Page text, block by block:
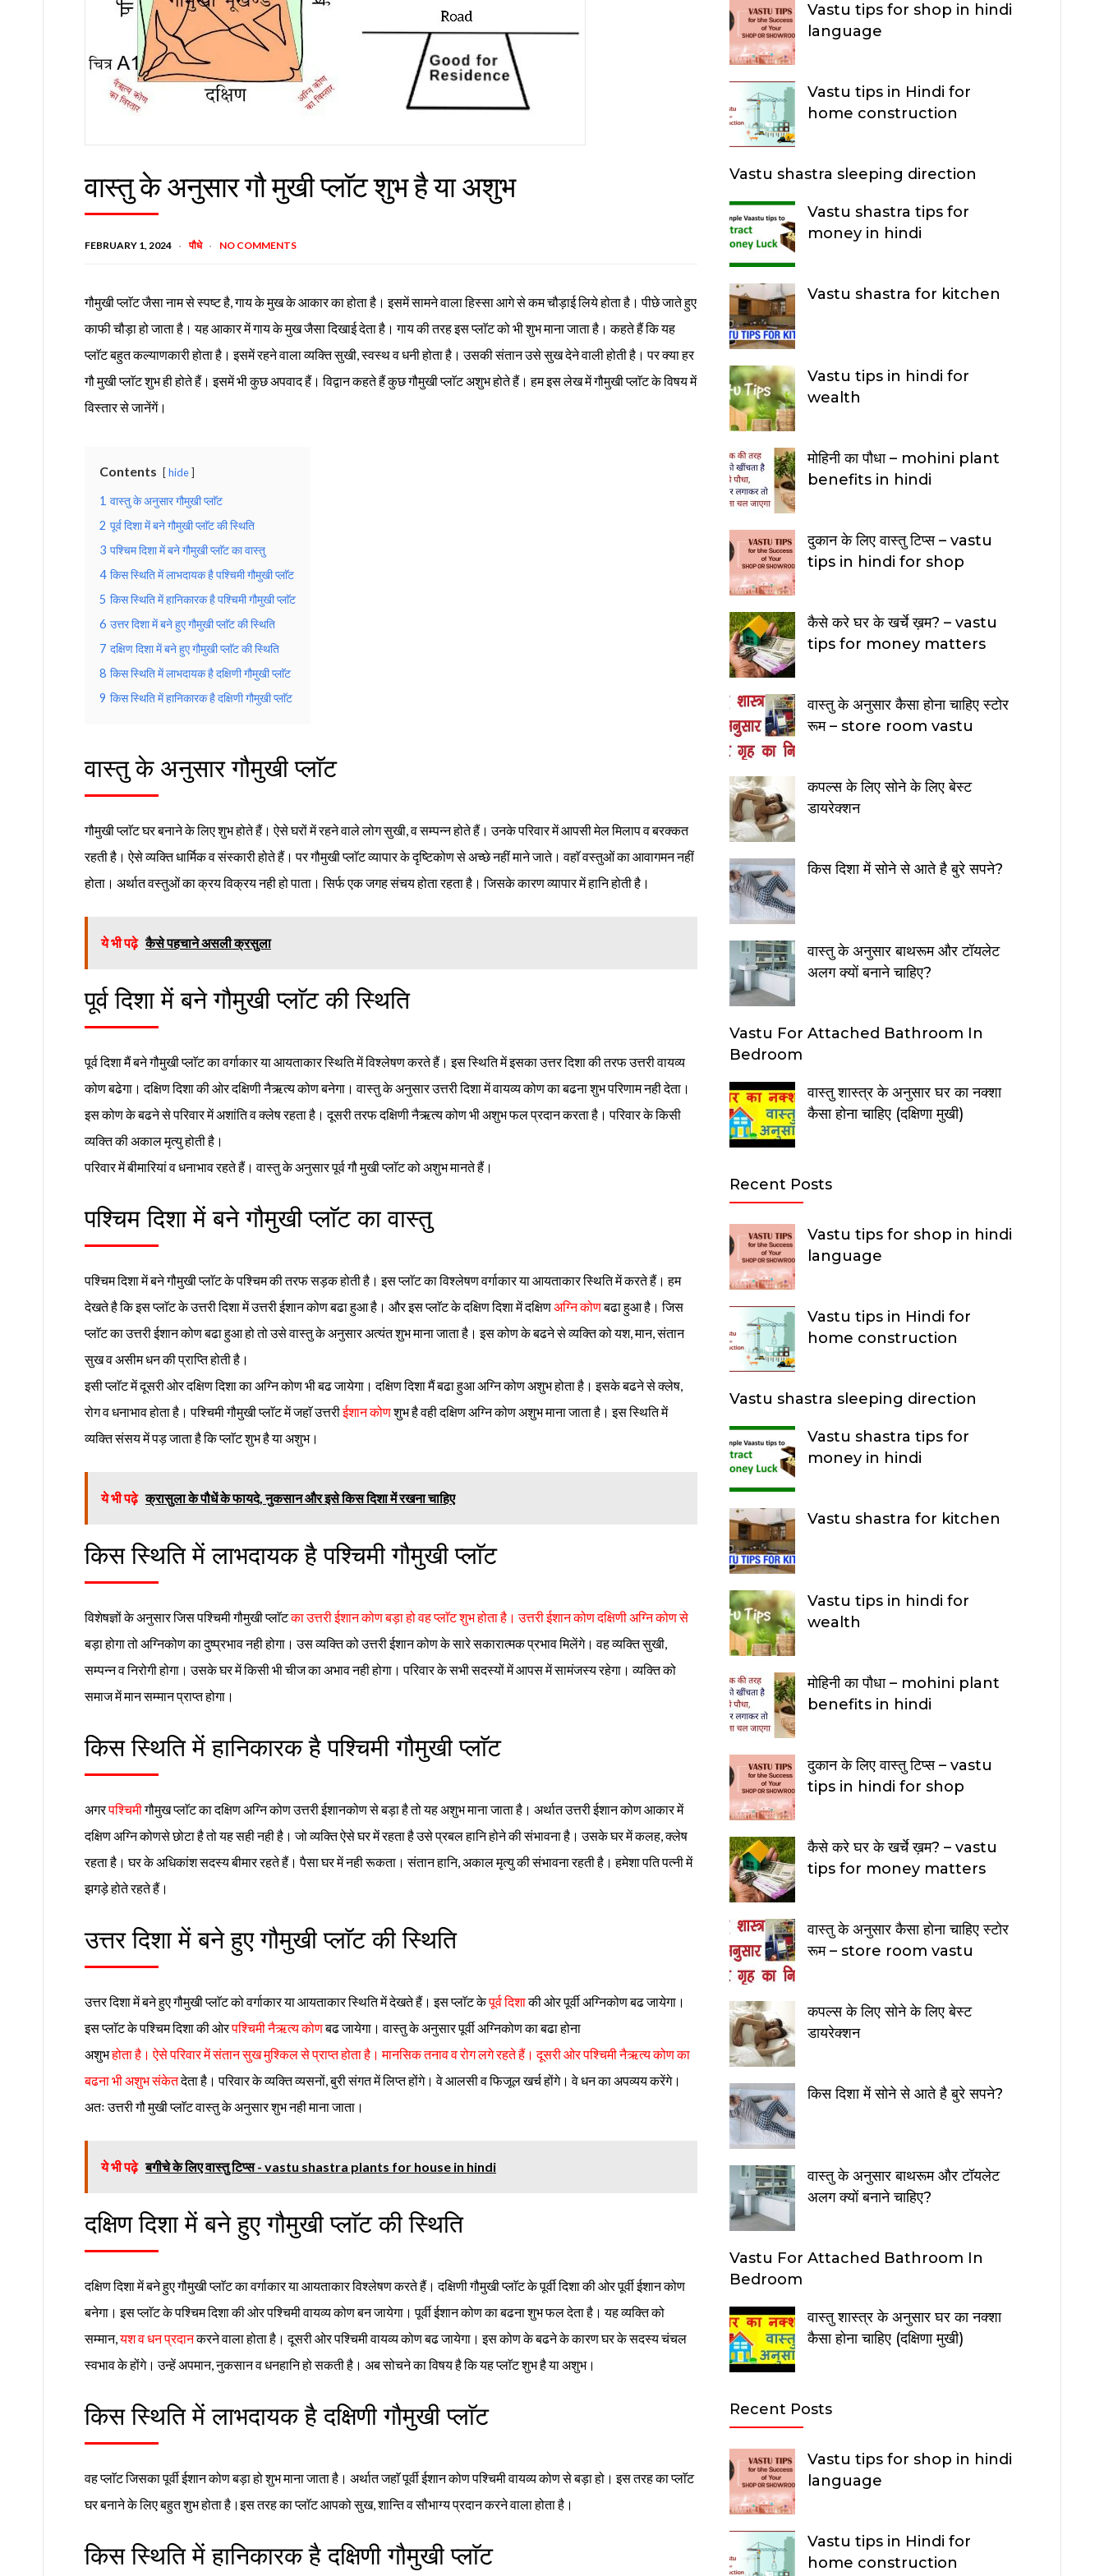
वास्तु के अनुसार गौ मुखी प्लाॅट शुभ है या अशुभ
FEBRUARY 1, 2024 पौधे NO COMMENTS
गौमुखी प्लाॅट जैसा नाम से स्पष्ट है, गाय के मुख के आकार का होता है। इसमें सामने वाला हिस्सा आगे से कम चौड़ाई लिये होता है। पीछे जाते हुए
काफी चौड़ा हो जाता है। यह आकार में गाय के मुख जैसा दिखाई देता है। गाय की तरह इस प्लाॅट को भी शुभ माना जाता है। कहते हैं कि यह
प्लाॅट बहुत कल्याणकारी होता है। इसमें रहने वाला व्यक्ति सुखी, स्वस्थ व धनी होता है। उसकी संतान उसे सुख देने वाली होती है। पर क्या हर
गौ मुखी प्लाॅट शुभ ही होते हैं। इसमें भी कुछ अपवाद हैं। विद्वान कहते हैं कुछ गौमुखी प्लाॅट अशुभ होते हैं। हम इस लेख में गौमुखी प्लाॅट के विषय में
विस्तार से जानेंगें।
Contents hide
1 वास्तु के अनुसार गौमुखी प्लाॅट
2 पूर्व दिशा में बने गौमुखी प्लाॅट की स्थिति
3 पश्चिम दिशा में बने गौमुखी प्लाॅट का वास्तु
4 किस स्थिति में लाभदायक है पश्चिमी गौमुखी प्लाॅट
5 किस स्थिति में हानिकारक है पश्चिमी गौमुखी प्लाॅट
6 उत्तर दिशा में बने हुए गौमुखी प्लाॅट की स्थिति
7 दक्षिण दिशा में बने हुए गौमुखी प्लाॅट की स्थिति
8 किस स्थिति में लाभदायक है दक्षिणी गौमुखी प्लाॅट
9 किस स्थिति में हानिकारक है दक्षिणी गौमुखी प्लाॅट
वास्तु के अनुसार गौमुखी प्लाॅट
गौमुखी प्लाॅट घर बनाने के लिए शुभ होते हैं। ऐसे घरों में रहने वाले लोग सुखी, व सम्पन्न होते हैं। उनके परिवार में आपसी मेल मिलाप व बरक्कत
रहती है। ऐसे व्यक्ति धार्मिक व संस्कारी होते हैं। पर गौमुखी प्लाॅट व्यापार के दृष्टिकोण से अच्छे नहीं माने जाते। वहाॅ वस्तुओं का आवागमन नहीं
होता। अर्थात वस्तुओं का क्रय विक्रय नही हो पाता। सिर्फ एक जगह संचय होता रहता है। जिसके कारण व्यापार में हानि होती है।
ये भी पढ़े कैसे पहचाने असली क्रसुला
पूर्व दिशा में बने गौमुखी प्लाॅट की स्थिति
पूर्व दिशा मैं बने गौमुखी प्लाॅट का वर्गाकार या आयताकार स्थिति में विश्लेषण करते हैं। इस स्थिति में इसका उत्तर दिशा की तरफ उत्तरी वायव्य
कोण बढेगा। दक्षिण दिशा की ओर दक्षिणी नैऋत्य कोण बनेगा। वास्तु के अनुसार उत्तरी दिशा में वायव्य कोण का बढना शुभ परिणाम नही देता।
इस कोण के बढने से परिवार में अशांति व क्लेष रहता है। दूसरी तरफ दक्षिणी नैऋत्य कोण भी अशुभ फल प्रदान करता है। परिवार के किसी
व्यक्ति की अकाल मृत्यु होती है।
परिवार में बीमारियां व धनाभाव रहते हैं। वास्तु के अनुसार पूर्व गौ मुखी प्लाॅट को अशुभ मानते हैं।
पश्चिम दिशा में बने गौमुखी प्लाॅट का वास्तु
पश्चिम दिशा में बने गौमुखी प्लाॅट के पश्चिम की तरफ सड़क होती है। इस प्लाॅट का विश्लेषण वर्गाकार या आयताकार स्थिति में करते हैं। हम
देखते है कि इस प्लाॅट के उत्तरी दिशा में उत्तरी ईशान कोण बढा हुआ है। और इस प्लाॅट के दक्षिण दिशा में दक्षिणअग्नि कोणबढा हुआ है। जिस
प्लाॅट का उत्तरी ईशान कोण बढा हुआ हो तो उसे वास्तु के अनुसार अत्यंत शुभ माना जाता है। इस कोण के बढने से व्यक्ति को यश, मान, संतान
सुख व असीम धन की प्राप्ति होती है।
इसी प्लाॅट में दूसरी ओर दक्षिण दिशा का अग्नि कोण भी बढ जायेगा। दक्षिण दिशा मैं बढा हुआ अग्नि कोण अशुभ होता है। इसके बढने से क्लेष,
रोग व धनाभाव होता है। पश्चिमी गौमुखी प्लाॅट में जहाॅ उत्तरीईशान कोणशुभ है वही दक्षिण अग्नि कोण अशुभ माना जाता है। इस स्थिति में
व्यक्ति संसय में पड़ जाता है कि प्लाॅट शुभ है या अशुभ।
ये भी पढ़े क्रासुला के पौधें के फायदे, नुकसान और इसे किस दिशा में रखना चाहिए
किस स्थिति में लाभदायक है पश्चिमी गौमुखी प्लाॅट
विशेषज्ञों के अनुसार जिस पश्चिमी गौमुखी प्लाॅटका उत्तरी ईशान कोण बड़ा हो वह प्लाॅट शुभ होता है। उत्तरी ईशान कोण दक्षिणी अग्नि कोण से
बड़ा होगा तो अग्निकोण का दुष्प्रभाव नही होगा। उस व्यक्ति को उत्तरी ईशान कोण के सारे सकारात्मक प्रभाव मिलेंगे। वह व्यक्ति सुखी,
सम्पन्न व निरोगी होगा। उसके घर में किसी भी चीज का अभाव नही होगा। परिवार के सभी सदस्यों में आपस में सामंजस्य रहेगा। व्यक्ति को
समाज में मान सम्मान प्राप्त होगा।
किस स्थिति में हानिकारक है पश्चिमी गौमुखी प्लाॅट
अगरपश्चिमीगौमुख प्लाॅट का दक्षिण अग्नि कोण उत्तरी ईशानकोण से बड़ा है तो यह अशुभ माना जाता है। अर्थात उत्तरी ईशान कोण आकार में
दक्षिण अग्नि कोणसे छोटा है तो यह सही नही है। जो व्यक्ति ऐसे घर में रहता है उसे प्रबल हानि होने की संभावना है। उसके घर में कलह, क्लेष
रहता है। घर के अधिकांश सदस्य बीमार रहते हैं। पैसा घर में नही रूकता। संतान हानि, अकाल मृत्यु की संभावना रहती है। हमेशा पति पत्नी में
झगड़े होते रहते हैं।
उत्तर दिशा में बने हुए गौमुखी प्लाॅट की स्थिति
उत्तर दिशा में बने हुए गौमुखी प्लाॅट को वर्गाकार या आयताकार स्थिति में देखते हैं। इस प्लाॅट केपूर्व दिशाकी ओर पूर्वी अग्निकोण बढ जायेगा।
इस प्लाॅट के पश्चिम दिशा की ओरपश्चिमी नैऋत्य कोणबढ जायेगा। वास्तु के अनुसार पूर्वी अग्निकोण का बढा होना
अशुभहोता है। ऐसे परिवार में संतान सुख मुश्किल से प्राप्त होता है। मानसिक तनाव व रोग लगे रहते हैं। दूसरी ओर पश्चिमी नैऋत्य कोण का
बढना भी अशुभ संकेतदेता है। परिवार के व्यक्ति व्यसनों, बुरी संगत में लिप्त होंगे। वे आलसी व फिजूल खर्च होंगे। वे धन का अपव्यय करेंगे।
अतः उत्तरी गौ मुखी प्लाॅट वास्तु के अनुसार शुभ नही माना जाता।
ये भी पढ़े बगीचे के लिए वास्तु टिप्स - vastu shastra plants for house in hindi
दक्षिण दिशा में बने हुए गौमुखी प्लाॅट की स्थिति
दक्षिण दिशा में बने हुए गौमुखी प्लाॅट का वर्गाकार या आयताकार विश्लेषण करते हैं। दक्षिणी गौमुखी प्लाॅट के पूर्वी दिशा की ओर पूर्वी ईशान कोण
बनेगा। इस प्लाॅट के पश्चिम दिशा की ओर पश्चिमी वायव्य कोण बन जायेगा। पूर्वी ईशान कोण का बढना शुभ फल देता है। यह व्यक्ति को
सम्मान,यश व धन प्रदानकरने वाला होता है। दूसरी ओर पश्चिमी वायव्य कोण बढ जायेगा। इस कोण के बढने के कारण घर के सदस्य चंचल
स्वभाव के होंगे। उन्हें अपमान, नुकसान व धनहानि हो सकती है। अब सोचने का विषय है कि यह प्लाॅट शुभ है या अशुभ।
किस स्थिति में लाभदायक है दक्षिणी गौमुखी प्लाॅट
वह प्लाॅट जिसका पूर्वी ईशान कोण बड़ा हो शुभ माना जाता है। अर्थात जहाॅ पूर्वी ईशान कोण पश्चिमी वायव्य कोण से बड़ा हो। इस तरह का प्लाॅट
घर बनाने के लिए बहुत शुभ होता है।इस तरह का प्लाॅट आपको सुख, शान्ति व सौभाग्य प्रदान करने वाला होता है।
किस स्थिति में हानिकारक है दक्षिणी गौमुखी प्लाॅट
h
f
o
r
R
Vastu tips for shop in hindi
language
Vastu tips in Hindi for
home construction
Vastu shastra sleeping direction
Vastu shastra tips for
money in hindi
Vastu shastra for kitchen
Vastu tips in hindi for
wealth
मोहिनी का पौधा – mohini plant
benefits in hindi
दुकान के लिए वास्तु टिप्स – vastu
tips in hindi for shop
कैसे करे घर के खर्चे ख़म? – vastu
tips for money matters
वास्तु के अनुसार कैसा होना चाहिए स्टोर
रूम – store room vastu
कपल्स के लिए सोने के लिए बेस्ट
डायरेक्शन
किस दिशा में सोने से आते है बुरे सपने?
वास्तु के अनुसार बाथरूम और टॉयलेट
अलग क्यों बनाने चाहिए?
Vastu For Attached Bathroom In
Bedroom
वास्तु शास्त्र के अनुसार घर का नक्शा
कैसा होना चाहिए (दक्षिणा मुखी)
Recent Posts
Vastu tips for shop in hindi
language
Vastu tips in Hindi for
home construction
Vastu shastra sleeping direction
Vastu shastra tips for
money in hindi
Vastu shastra for kitchen
Vastu tips in hindi for
wealth
मोहिनी का पौधा – mohini plant
benefits in hindi
दुकान के लिए वास्तु टिप्स – vastu
tips in hindi for shop
कैसे करे घर के खर्चे ख़म? – vastu
tips for money matters
वास्तु के अनुसार कैसा होना चाहिए स्टोर
रूम – store room vastu
कपल्स के लिए सोने के लिए बेस्ट
डायरेक्शन
किस दिशा में सोने से आते है बुरे सपने?
वास्तु के अनुसार बाथरूम और टॉयलेट
अलग क्यों बनाने चाहिए?
Vastu For Attached Bathroom In
Bedroom
वास्तु शास्त्र के अनुसार घर का नक्शा
कैसा होना चाहिए (दक्षिणा मुखी)
Recent Posts
Vastu tips for shop in hindi
language
Vastu tips in Hindi for
home construction